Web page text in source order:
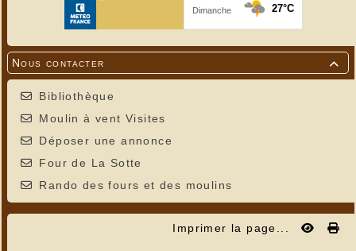

Nous contacter
Bibliothèque
Moulin à vent Visites
Déposer une annonce
Four de La Sotte
Rando des fours et des moulins
Imprimer la page...